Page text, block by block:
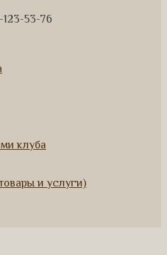
53-76
клуба
и услуги)